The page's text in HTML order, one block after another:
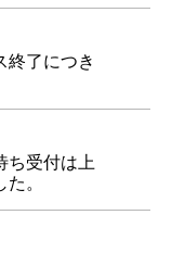
終了につき
ち受付は上
。